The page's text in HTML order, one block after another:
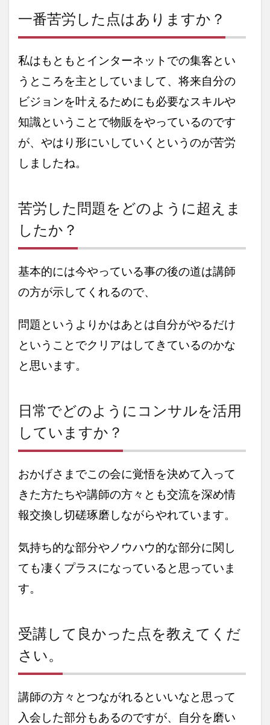
一番苦労した点はありますか？
私はもともとインターネットでの集客とい
うところを主としていまして、将来自分の
ビジョンを叶えるためにも必要なスキルや
知識ということで物販をやっているのです
が、やはり形にいしていくというのが苦労
しましたね。
苦労した問題をどのように超えま
したか？
基本的には今やっている事の後の道は講師
の方が示してくれるので、
問題というよりかはあとは自分がやるだけ
ということでクリアはしてきているのかな
と思います。
日常でどのようにコンサルを活用
していますか？
おかげさまでこの会に覚悟を決めて入って
きた方たちや講師の方々とも交流を深め情
報交換し切磋琢磨しながらやれています。
気持ち的な部分やノウハウ的な部分に関し
ても凄くプラスになっていると思っていま
す。
受講して良かった点を教えてくだ
さい。
講師の方々とつながれるといいなと思って
入会した部分もあるのですが、自分を磨い